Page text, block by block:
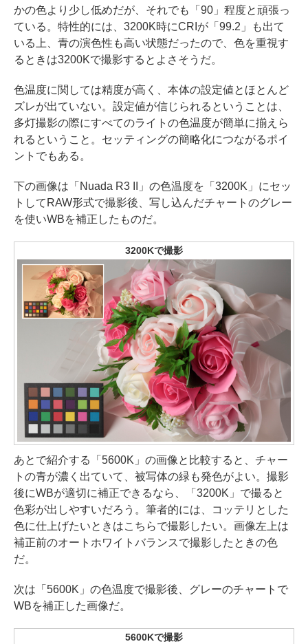
かの色より少し低めだが、それでも「90」程度と頑張っ
ている。特性的には、3200K時にCRIが「99.2」も出て
いる上、青の演色性も高い状態だったので、色を重視す
るときは3200Kで撮影するとよさそうだ。
色温度に関しては精度が高く、本体の設定値とほとんど
ズレが出ていない。設定値が信じられるということは、
多灯撮影の際にすべてのライトの色温度が簡単に揃えら
れるということ。セッティングの簡略化につながるポイ
ントでもある。
下の画像は「Nuada R3 II」の色温度を「3200K」にセッ
トしてRAW形式で撮影後、写し込んだチャートのグレー
を使いWBを補正したものだ。
3200Kで撮影
あとで紹介する「5600K」の画像と比較すると、チャー
トの青が濃く出ていて、被写体の緑も発色がよい。撮影
後にWBが適切に補正できるなら、「3200K」で撮ると
色彩が出しやすいだろう。筆者的には、コッテリとした
色に仕上げたいときはこちらで撮影したい。画像左上は
補正前のオートホワイトバランスで撮影したときの色
だ。
次は「5600K」の色温度で撮影後、グレーのチャートで
WBを補正した画像だ。
5600Kで撮影